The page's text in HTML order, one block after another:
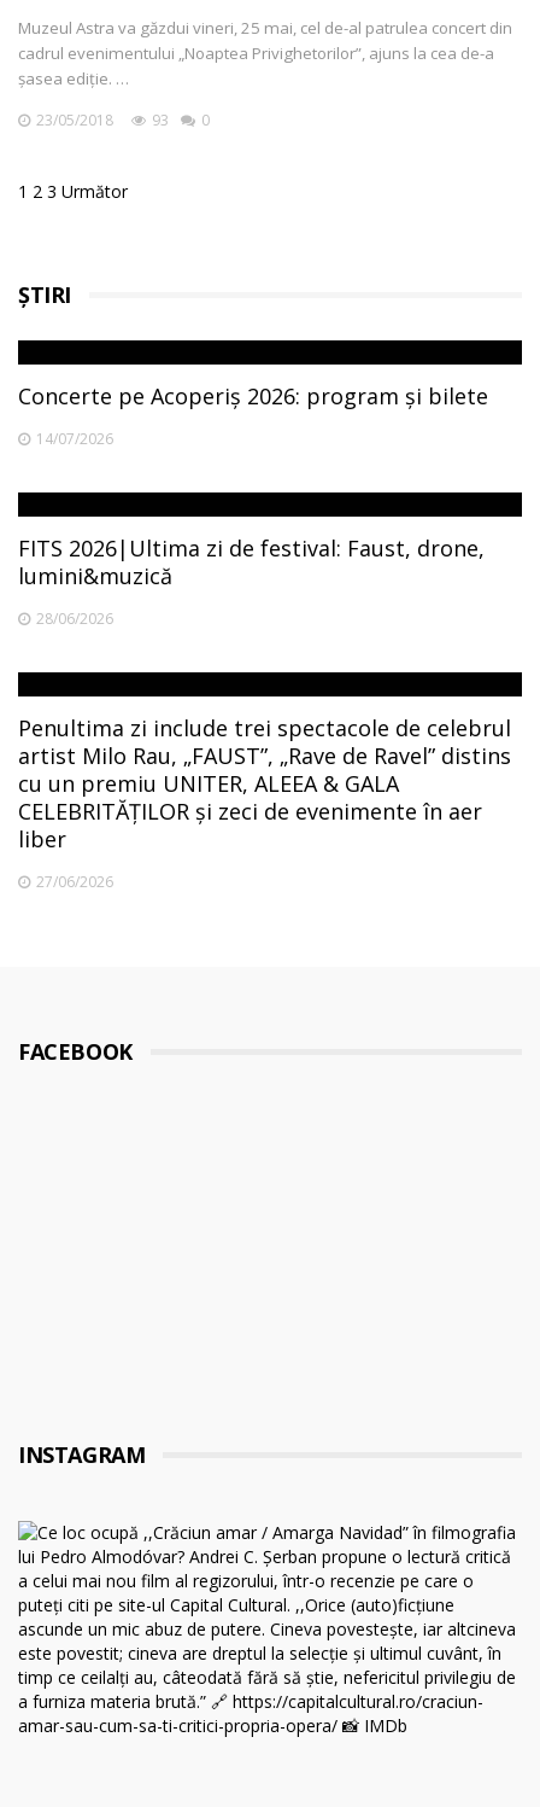
Muzeul Astra va găzdui vineri, 25 mai, cel de-al patrulea concert din
cadrul evenimentului „Noaptea Privighetorilor”, ajuns la cea de-a
șasea ediție. …
23/05/2018 93 0
Posts
1 2 3 Următor
ȘTIRI
Concerte pe Acoperiș 2026: program și bilete
14/07/2026
FITS 2026|Ultima zi de festival: Faust, drone,
lumini&muzică
28/06/2026
Penultima zi include trei spectacole de celebrul
artist Milo Rau, „FAUST”, „Rave de Ravel” distins
cu un premiu UNITER, ALEEA & GALA
CELEBRITĂȚILOR și zeci de evenimente în aer
liber
27/06/2026
FACEBOOK
INSTAGRAM